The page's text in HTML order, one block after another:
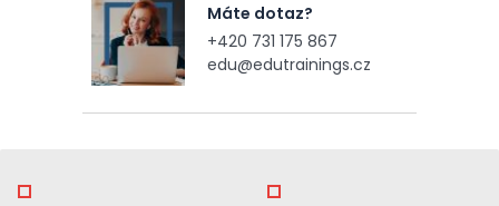
Máte dotaz?
+420 731 175 867
edu@edutrainings.cz